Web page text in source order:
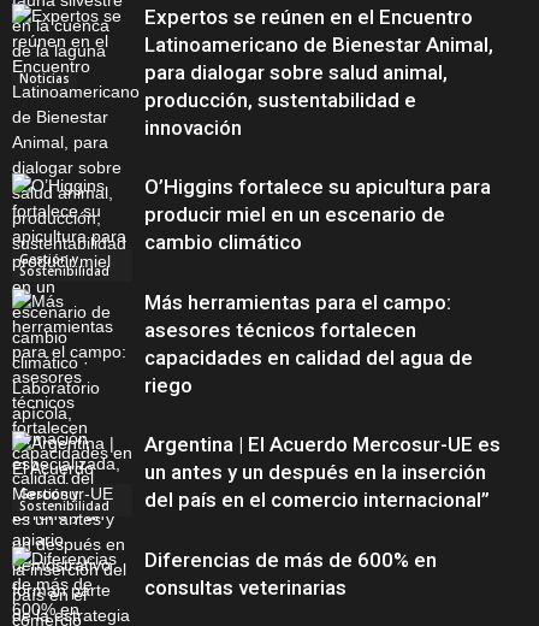
Noticias
Gestión y
Sostenibilidad
Expertos se reúnen en el Encuentro
Latinoamericano de Bienestar Animal,
para dialogar sobre salud animal,
producción, sustentabilidad e
innovación
O’Higgins fortalece su apicultura para
producir miel en un escenario de
cambio climático
Gestión y
Sostenibilidad
Más herramientas para el campo:
asesores técnicos fortalecen
capacidades en calidad del agua de
riego
Argentina | El Acuerdo Mercosur-UE es
un antes y un después en la inserción
del país en el comercio internacional”
Diferencias de más de 600% en
consultas veterinarias